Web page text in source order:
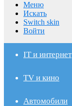
Меню
Искать
Switch skin
Войти
IT и интернет
TV и кино
Автомобили